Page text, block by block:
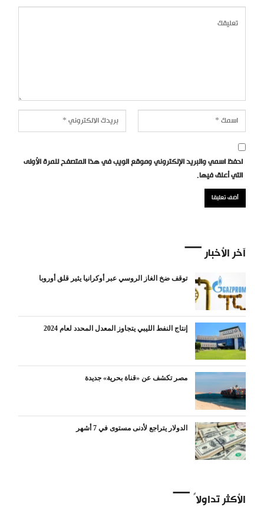
احفظ اسمي والبريد الإلكتروني وموقع الويب في هذا المتصفح للمرة الأولى
التي أعلق فيها.
آخر الأخبار
توقف ضخ الغاز الروسي عبر أوكرانيا يثير قلق أوروبا
إنتاج النفط الليبي يتجاوز المعدل المحدد لعام 2024
مصر تكشف عن «قناة بحرية» جديدة
الدولار يتراجع لأدنى مستوى في 7 أشهر
الأكثر تداولاً